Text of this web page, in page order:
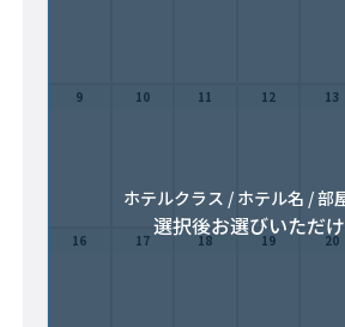
ホテルクラス / ホテル名 / 部
選択後お選びいただ
9 10 11 12 13
16 17 18 19 20